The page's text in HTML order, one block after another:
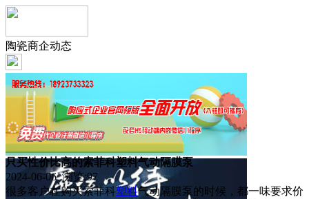
陶瓷商企动态
只买性价比高的索菲科塑料气动隔膜泵
2024-06-06 浏览:97
很多客户在购买索菲科塑料气动隔膜泵的时候，都一味要求价